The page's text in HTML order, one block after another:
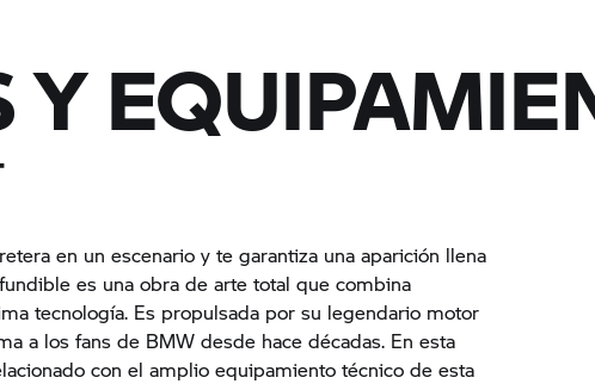
Y
en un escenario y te garantiza una aparición llena
es una obra de arte total que combina
tecnología. Es propulsada por su legendario motor
a los fans de BMW desde hace décadas. En esta
con el amplio equipamiento técnico de esta